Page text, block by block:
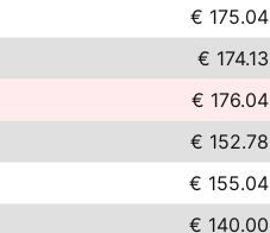
€ 175.04
€ 174.13
€ 176.04
€ 152.78
€ 155.04
€ 140.00